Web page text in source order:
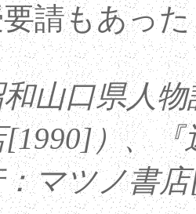
請もあっ
山口県人
）、
マツノ書